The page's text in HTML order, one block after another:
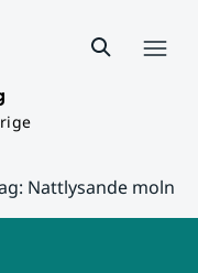
Nattlysande moln